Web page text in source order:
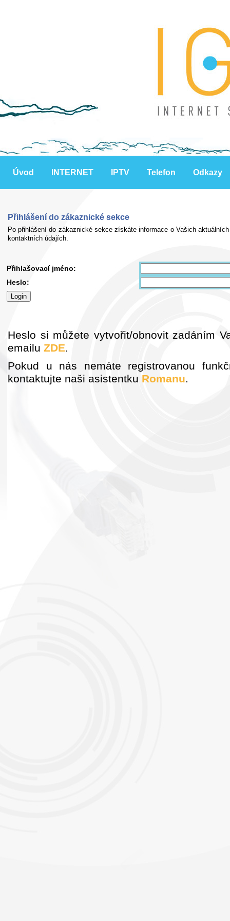
Úvod INTERNET IPTV Telefon Odkazy
Přihlášení do zákaznické sekce
Po přihlášení do zákaznické sekce získáte informace o Vašich
kontaktních údajích.
Přihlašovací jméno:
Heslo:
Heslo si můžete vytvořit/obnovit zadáním
emailu ZDE
Pokud u nás nemáte registrovanou
kontaktujte naši asistentku Romanu